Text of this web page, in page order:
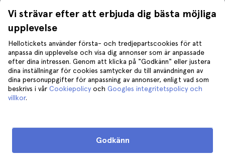
Vi strävar efter att erbjuda dig bästa möjliga
upplevelse
Hellotickets använder första- och tredjepartscookies för att
anpassa din upplevelse och visa dig annonser som är anpassade
efter dina intressen. Genom att klicka på "Godkänn" eller justera
dina inställningar för cookies samtycker du till användningen av
dina personuppgifter för anpassning av annonser, enligt vad som
beskrivs i vår Cookiepolicy och Googles integritetspolicy och
villkor.
Godkänn
Recensioner
Sekretess
Regler och villkor
Juridisk Rådgivning
Cookies
London
Kraków
Tenerife
Hjälp
Gå med oss på